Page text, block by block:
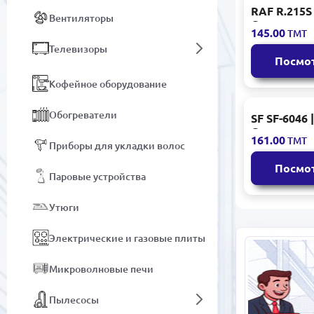
Вентиляторы
Телевизоры
Кофейное оборудование
Обогреватели
Приборы для укладки волос
Паровые устройства
Утюги
Электрические и газовые плиты
Микроволновые печи
Пылесосы
RAF
пластины
145.00ТМТ
SF SF-6046 |
Быстрый
161.00ТМТ